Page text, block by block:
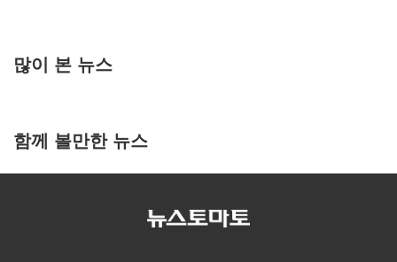
많이 본 뉴스
함께 볼만한 뉴스